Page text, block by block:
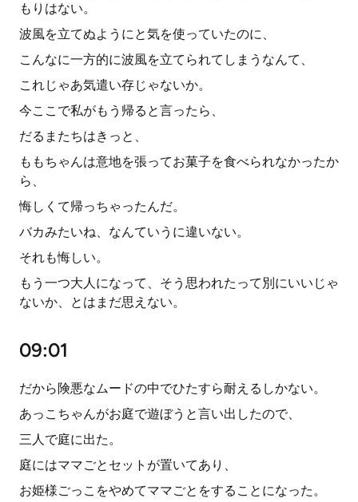
もりはない。
波風を立てぬようにと気を使っていたのに、
こんなに一方的に波風を立てられてしまうなんて、
これじゃあ気遣い存じゃないか。
今ここで私がもう帰ると言ったら、
だるまたちはきっと、
ももちゃんは意地を張ってお菓子を食べられなかったか
ら、
悔しくて帰っちゃったんだ。
バカみたいね、なんていうに違いない。
それも悔しい。
もう一つ大人になって、そう思われたって別にいいじゃ
ないか、とはまだ思えない。
09:01
だから険悪なムードの中でひたすら耐えるしかない。
あっこちゃんがお庭で遊ぼうと言い出したので、
三人で庭に出た。
庭にはママごとセットが置いてあり、
お姫様ごっこをやめてママごとをすることになった。